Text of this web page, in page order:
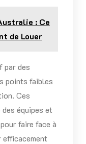
: Ce
de Louer
par des
points faibles
Ces
équipes et
faire face à
efficacement